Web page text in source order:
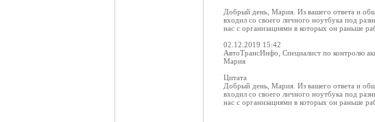
Добрый день, Мария. Из вашего ответа и
входил со своего личного ноутбука под
нас с организациями в которых он раньше
02.12.2019 15:42
АвтоТрансИнфо, Специалист по контролю
Мария
Цитата
Добрый день, Мария. Из вашего ответа и
входил со своего личного ноутбука под
нас с организациями в которых он раньше